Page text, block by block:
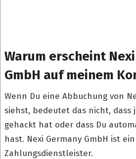
Warum erscheint
GmbH auf meinem
Wenn Du eine Abbuchung von
siehst, bedeutet das nicht, dass
gehackt hat oder dass Du
hast. Nexi Germany GmbH ist ein
Zahlungsdienstleister.